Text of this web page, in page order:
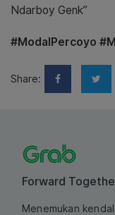
Ndarboy Genk”
#ModalPercoyo
Share:
Forward
Menemukan